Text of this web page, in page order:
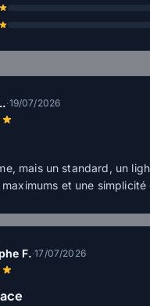
·19/07/2026
mais un standard, un
et une
F.·17/07/2026